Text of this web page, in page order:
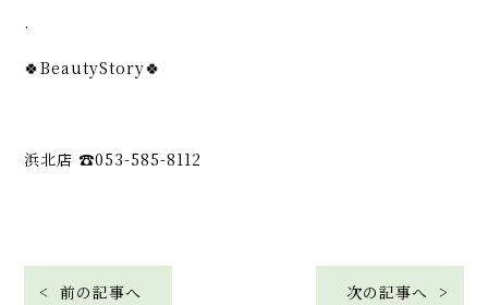
.
🍀BeautyStory🍀
浜北店 ☎︎053-585-8112
< 前の記事へ 次の記事へ >